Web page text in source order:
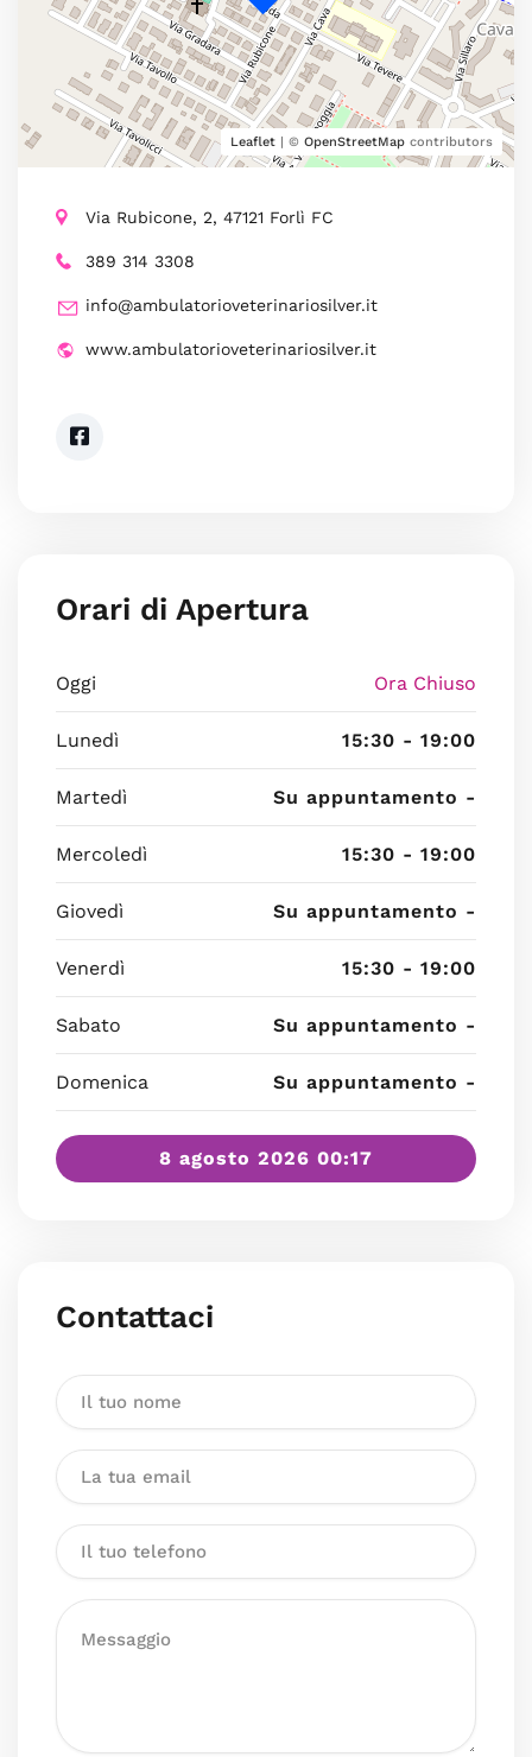
Leaflet | © OpenStreetMap contributors
Via Rubicone, 2, 47121 Forlì FC
389 314 3308
info@ambulatorioveterinariosilver.it
www.ambulatorioveterinariosilver.it
Orari di Apertura
Oggi Ora Chiuso
Lunedì 15:30 - 19:00
Martedì Su appuntamento -
Mercoledì 15:30 - 19:00
Giovedì Su appuntamento -
Venerdì 15:30 - 19:00
Sabato Su appuntamento -
Domenica Su appuntamento -
8 agosto 2026 00:17
Contattaci